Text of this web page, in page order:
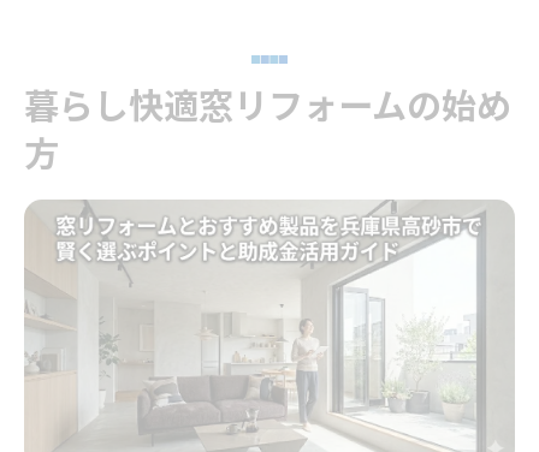
窓リフォーム費用の相場と賢い予算設定方
法
解説
断熱や防音に効く窓リフォーム実践術
断熱に強い窓リフォームの施工ポイントを
防音性を高める窓リフォームの具体的な方
法
窓リフォームで人気の断熱サッシ選び方ガ
暮らし快適窓リフォームの始め
方